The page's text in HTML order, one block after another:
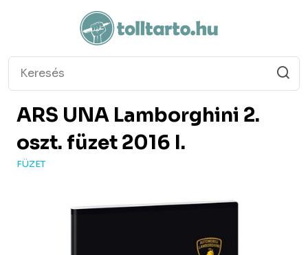
ARS UNA Lamborghini 2.
oszt. füzet 2016 I.
FÜZET